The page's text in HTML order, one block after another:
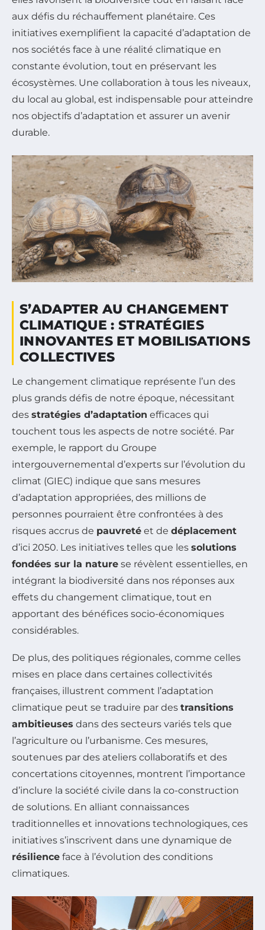
aux défis du réchauffement planétaire. Ces
initiatives exemplifient la capacité d’adaptation de
nos sociétés face à une réalité climatique en
constante évolution, tout en préservant les
écosystèmes. Une collaboration à tous les niveaux,
du local au global, est indispensable pour atteindre
nos objectifs d’adaptation et assurer un avenir
durable.
S’ADAPTER AU CHANGEMENT
CLIMATIQUE : STRATÉGIES
INNOVANTES ET MOBILISATIONS
COLLECTIVES
Le changement climatique représente l’un des
plus grands défis de notre époque, nécessitant
des stratégies d’adaptation efficaces qui
touchent tous les aspects de notre société. Par
exemple, le rapport du Groupe
intergouvernemental d’experts sur l’évolution du
climat (GIEC) indique que sans mesures
d’adaptation appropriées, des millions de
personnes pourraient être confrontées à des
risques accrus de pauvreté et de déplacement
d’ici 2050. Les initiatives telles que les solutions
fondées sur la nature se révèlent essentielles, en
intégrant la biodiversité dans nos réponses aux
effets du changement climatique, tout en
apportant des bénéfices socio-économiques
considérables.
De plus, des politiques régionales, comme celles
mises en place dans certaines collectivités
françaises, illustrent comment l’adaptation
climatique peut se traduire par des transitions
ambitieuses dans des secteurs variés tels que
l’agriculture ou l’urbanisme. Ces mesures,
soutenues par des ateliers collaboratifs et des
concertations citoyennes, montrent l’importance
d’inclure la société civile dans la co-construction
de solutions. En alliant connaissances
traditionnelles et innovations technologiques, ces
initiatives s’inscrivent dans une dynamique de
résilience face à l’évolution des conditions
climatiques.